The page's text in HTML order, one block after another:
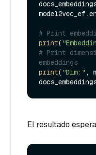
# Print
print(
# Print
embeddings
print( "Dim:" ,
El resultado